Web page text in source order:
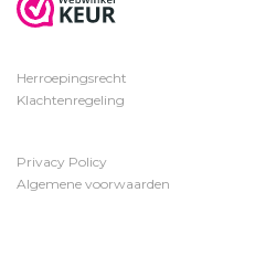
Herroepingsrecht
Klachtenregeling
Privacy Policy
Algemene voorwaarden